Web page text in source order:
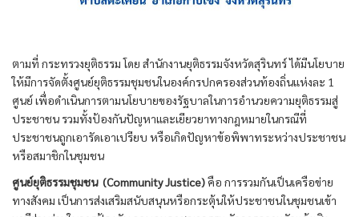
ตามที่ กระทรวงยุติธรรม โดย สำนักงานยุติธรรมจังหวัดสุรินทร์ ได้มีนโยบาย
ให้มีการจัดตั้งศูนย์ยุติธรรมชุมชนในองค์กรปกครองส่วนท้องถิ่นแห่งละ 1
ศูนย์ เพื่อดำเนินการตามนโยบายของรัฐบาลในการอำนวยความยุติธรรมสู่
ประชาชน รวมทั้งป้องกันปัญหาและเยียวยาทางกฎหมายในกรณีที่
ประชาชนถูกเอารัดเอาเปรียบ หรือเกิดปัญหาข้อพิพาทระหว่างประชาชน
หรือสมาชิกในชุมชน
ศูนย์ยุติธรรมชุมชน (Community Justice)คือ การรวมกันเป็นเครือข่าย
ทางสังคม เป็นการส่งเสริมสนับสนุนหรือกระตุ้นให้ประชาชนในชุมชนเข้า